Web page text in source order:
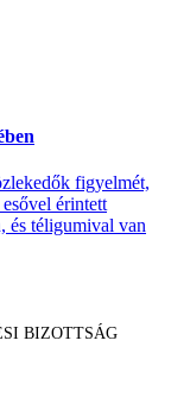
figyelmét,
érintett
és téligumival van
BIZOTTSÁG